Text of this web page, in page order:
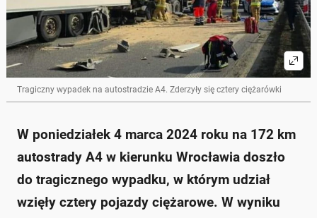
Tragiczny wypadek na autostradzie A4. Zderzyły się cztery ciężarówki
W poniedziałek 4 marca 2024 roku na 172 km
autostrady A4 w kierunku Wrocławia doszło
do tragicznego wypadku, w którym udział
wzięły cztery pojazdy ciężarowe. W wyniku